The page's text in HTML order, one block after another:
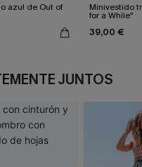
azul de Out of Minivestido
for a While"
39,00 €
JUNTOS